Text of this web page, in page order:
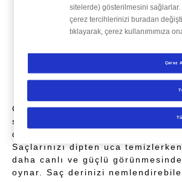
product
değerlendirme
gönderilmedi
CLEAR saç dökülmesine karşı
saç diplerini besleyen formülü ile
dökülmeleri engellemeye yardım
Saçlarınızı dipten uca
daha canlı ve güçlü
oynar. Saç derinizi
sitelerde) gösterilmesini sağlarlar.
çerez tercihlerinizi buradan
tıklayarak, çerez kullanımımıza
Çerez